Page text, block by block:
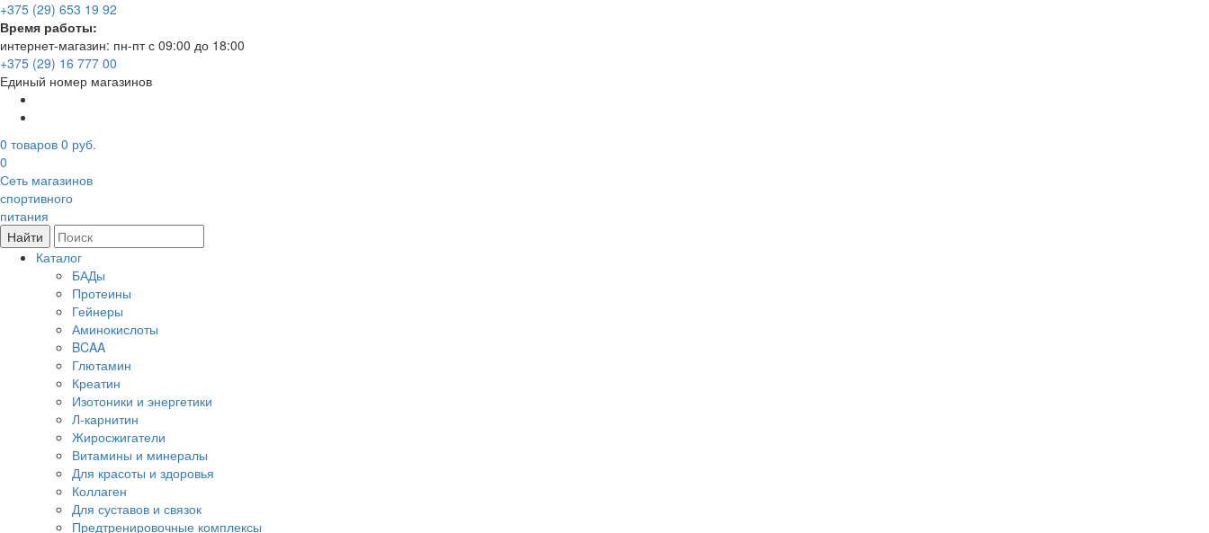
+375 (29) 653 19 92
Время работы:
интернет-магазин: пн-пт с 09:00 до 18:00
+375 (29) 16 777 00
Единый номер магазинов
0 товаров 0 руб.
0
Сеть магазинов
спортивного
питания
Найти
Каталог
БАДы
Протеины
Гейнеры
Аминокислоты
BCAA
Глютамин
Креатин
Изотоники и энергетики
Л-карнитин
Жиросжигатели
Витамины и минералы
Для красоты и здоровья
Коллаген
Для суставов и связок
Предтренировочные комплексы